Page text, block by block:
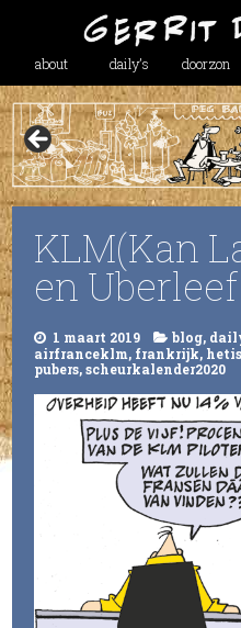
about daily’s doorzon
KLM(Kan
en
1 maart 2019 blog,
airfranceklm, frankrijk,
pubers,scheurkalender2020